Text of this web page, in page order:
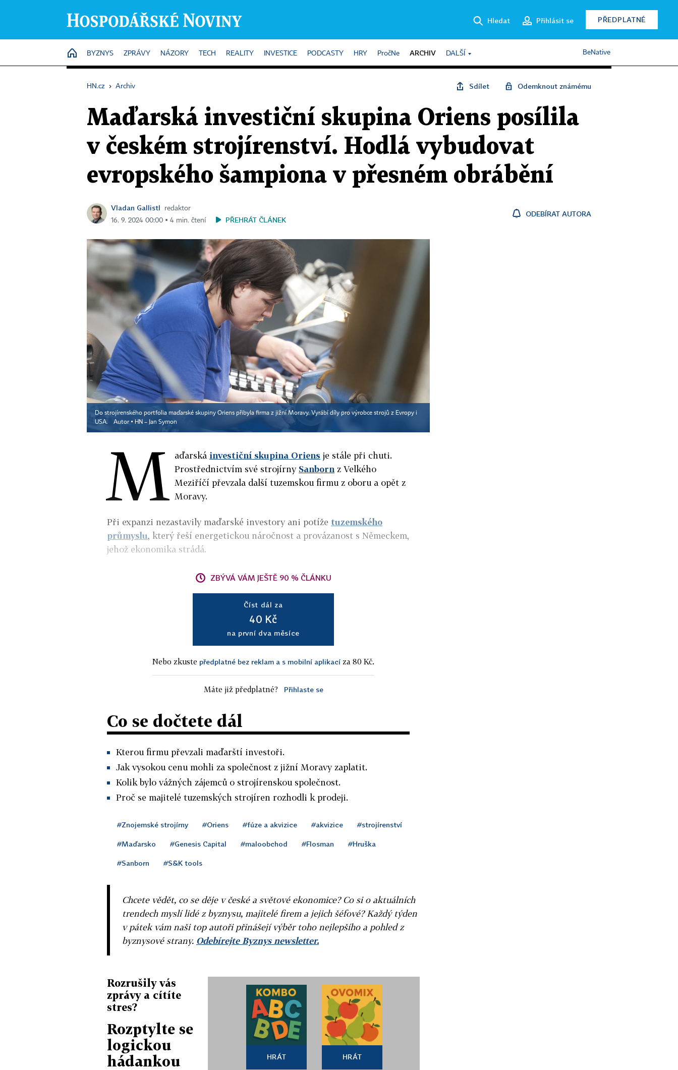
Hledat Přihlásit se PŘEDPLATNÉ
HOME
BYZNYS ZPRÁVY NÁZORY TECH REALITY INVESTICE PODCASTY HRY PročNe ARCHIV DALŠÍ BeNative
HN.cz › Archiv Sdílet Odemknout známému
Maďarská investiční skupina Oriens posílila
v českém strojírenství. Hodlá vybudovat
evropského šampiona v přesném obrábění
Vladan Gallistl
redaktor
16. 9. 2024 00:00 ▪ 4 min. čtení
PŘEHRÁT ČLÁNEK
ODEBÍRAT AUTORA
Do strojírenského portfolia maďarské skupiny Oriens přibyla firma z jižní Moravy. Vyrábí díly pro výrobce strojů z Evropy i
USA.
Autor ▪ HN – Jan Symon
M aďarská investiční skupina Oriens je stále při chuti.
Prostřednictvím své strojírny Sanborn z Velkého
Meziříčí převzala další tuzemskou firmu z oboru a opět z
Moravy.
Při expanzi nezastavily maďarské investory ani potíže tuzemského
průmyslu, který řeší energetickou náročnost a provázanost s Německem,
jehož ekonomika strádá.
ZBÝVÁ VÁM JEŠTĚ 90 % ČLÁNKU
Číst dál za
40 Kč
na první dva měsíce
Nebo zkuste předplatné bez reklam a s mobilní aplikací za 80 Kč.
Máte již předplatné? Přihlaste se
Co se dočtete dál
Kterou firmu převzali maďarští investoři.
Jak vysokou cenu mohli za společnost z jižní Moravy zaplatit.
Kolik bylo vážných zájemců o strojírenskou společnost.
Proč se majitelé tuzemských strojíren rozhodli k prodeji.
#Znojemské strojírny #Oriens #fúze a akvizice #akvizice #strojírenství
#Maďarsko #Genesis Capital #maloobchod #Flosman #Hruška
#Sanborn #S&K tools
Chcete vědět, co se děje v české a světové ekonomice? Co si o aktuálních
trendech myslí lidé z byznysu, majitelé firem a jejich šéfové? Každý týden
v pátek vám naši top autoři přinášejí výběr toho nejlepšího a pohled z
byznysové strany. Odebírejte Byznys newsletter.
Rozrušily vás
zprávy a cítíte
stres?
Rozptylte se
logickou
hádankou
HRÁT HRÁT